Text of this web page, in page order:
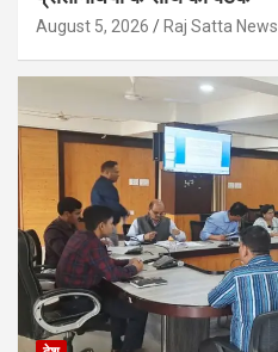
August 5, 2026 Raj Satta News